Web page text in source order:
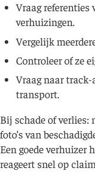
Vraag
verhuizingen.
Vergelijk
Controleer of ze
Vraag naar
transport.
Bij schade of
foto’s van
Een goede verhuizer
reageert snel op